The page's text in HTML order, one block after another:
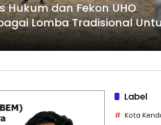
Hukum dan Fekon UHO
Lomba Tradisional
Label
Kota